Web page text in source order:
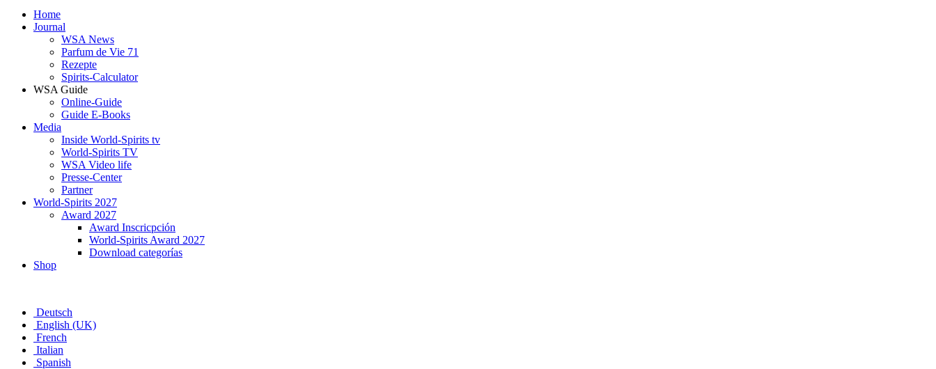
Home
Journal
WSA News
Parfum de Vie 71
Rezepte
Spirits-Calculator
WSA Guide
Online-Guide
Guide E-Books
Media
Inside World-Spirits tv
World-Spirits TV
WSA Video life
Presse-Center
Partner
World-Spirits 2027
Award 2027
Award Inscricpción
World-Spirits Award 2027
Download categorías
Shop
Deutsch
English (UK)
French
Italian
Spanish